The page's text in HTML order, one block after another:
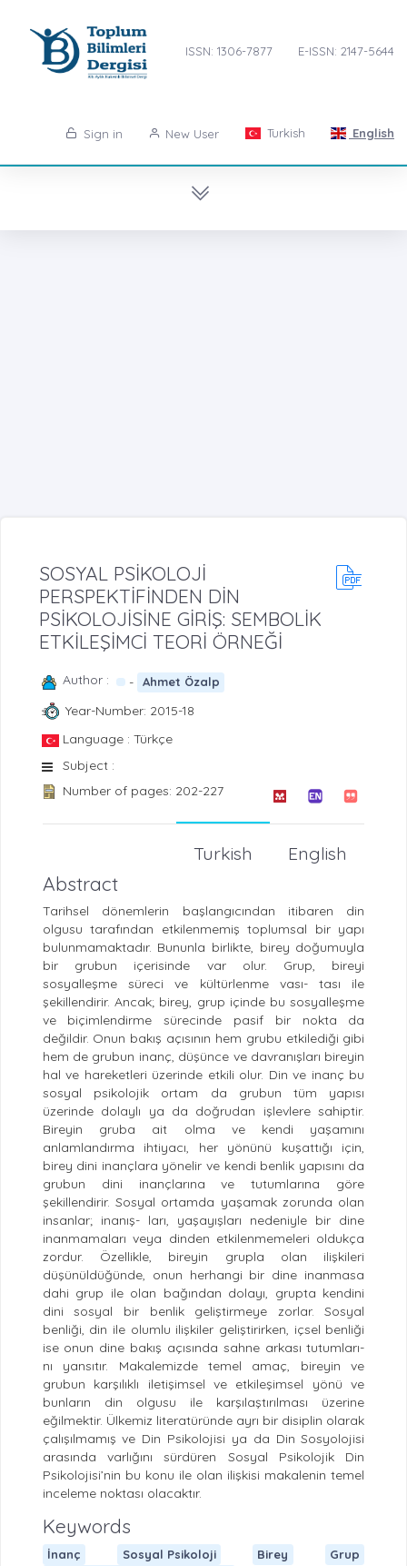
ISSN: 1306-7877 E-ISSN: 2147-5644
Sign in New User Turkish English
SOSYAL PSİKOLOJİ
PERSPEKTİFİNDEN DİN
PSİKOLOJİSİNE GİRİŞ: SEMBOLİK
ETKİLEŞİMCİ TEORİ ÖRNEĞİ
Author : - Ahmet Özalp
Year-Number: 2015-18
Language : Türkçe
Subject :
Number of pages: 202-227
English
Turkish
Abstract
Tarihsel dönemlerin başlangıcından itibaren din
olgusu tarafından etkilenmemiş toplumsal bir yapı
bulunmamaktadır. Bununla birlikte, birey doğumuyla
bir grubun içerisinde var olur. Grup, bireyi
sosyalleşme süreci ve kültürlenme vası- tası ile
şekillendirir. Ancak; birey, grup içinde bu sosyalleşme
ve biçimlendirme sürecinde pasif bir nokta da
değildir. Onun bakış açısının hem grubu etkilediği gibi
hem de grubun inanç, düşünce ve davranışları bireyin
hal ve hareketleri üzerinde etkili olur. Din ve inanç bu
sosyal psikolojik ortam da grubun tüm yapısı
üzerinde dolaylı ya da doğrudan işlevlere sahiptir.
Bireyin gruba ait olma ve kendi yaşamını
anlamlandırma ihtiyacı, her yönünü kuşattığı için,
birey dini inançlara yönelir ve kendi benlik yapısını da
grubun dini inançlarına ve tutumlarına göre
şekillendirir. Sosyal ortamda yaşamak zorunda olan
insanlar; inanış- ları, yaşayışları nedeniyle bir dine
inanmamaları veya dinden etkilenmemeleri oldukça
zordur. Özellikle, bireyin grupla olan ilişkileri
düşünüldüğünde, onun herhangi bir dine inanmasa
dahi grup ile olan bağından dolayı, grupta kendini
dini sosyal bir benlik geliştirmeye zorlar. Sosyal
benliği, din ile olumlu ilişkiler geliştirirken, içsel benliği
ise onun dine bakış açısında sahne arkası tutumları-
nı yansıtır. Makalemizde temel amaç, bireyin ve
grubun karşılıklı iletişimsel ve etkileşimsel yönü ve
bunların din olgusu ile karşılaştırılması üzerine
eğilmektir. Ülkemiz literatüründe ayrı bir disiplin olarak
çalışılmamış ve Din Psikolojisi ya da Din Sosyolojisi
arasında varlığını sürdüren Sosyal Psikolojik Din
Psikolojisi’nin bu konu ile olan ilişkisi makalenin temel
inceleme noktası olacaktır.
Keywords
İnanç Sosyal Psikoloji Birey
Grup